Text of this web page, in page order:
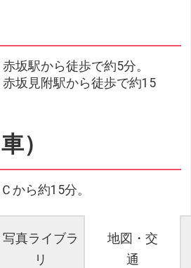
坂駅から徒歩で約5分。
坂見附駅から徒歩で約15
）
から約15分。
写真ライブラ
リ
地図・交
通